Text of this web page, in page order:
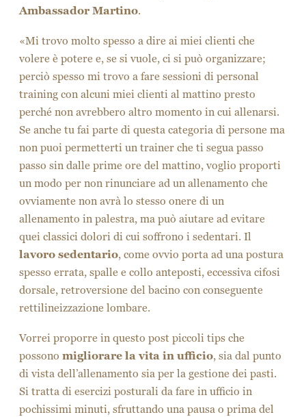
Ambassador Martino.
«Mi trovo molto spesso a dire ai miei clienti che
volere è potere e, se si vuole, ci si può organizzare;
perciò spesso mi trovo a fare sessioni di personal
training con alcuni miei clienti al mattino presto
perché non avrebbero altro momento in cui allenarsi.
Se anche tu fai parte di questa categoria di persone ma
non puoi permetterti un trainer che ti segua passo
passo sin dalle prime ore del mattino, voglio proporti
un modo per non rinunciare ad un allenamento che
ovviamente non avrà lo stesso onere di un
allenamento in palestra, ma può aiutare ad evitare
quei classici dolori di cui soffrono i sedentari. Il
lavoro sedentario, come ovvio porta ad una postura
spesso errata, spalle e collo anteposti, eccessiva cifosi
dorsale, retroversione del bacino con conseguente
rettilineizzazione lombare.
Vorrei proporre in questo post piccoli tips che
possono migliorare la vita in ufficio, sia dal punto
di vista dell’allenamento sia per la gestione dei pasti.
Si tratta di esercizi posturali da fare in ufficio in
pochissimi minuti, sfruttando una pausa o prima del